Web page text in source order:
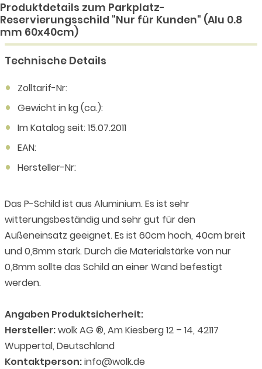
Produktdetails zum Parkplatz-
Reservierungsschild "Nur für Kunden" (Alu 0.8
mm 60x40cm)
Technische Details
Zolltarif-Nr:
Gewicht in kg (ca.):
Im Katalog seit: 15.07.2011
EAN:
Hersteller-Nr:
Das P-Schild ist aus Aluminium. Es ist sehr
witterungsbeständig und sehr gut für den
Außeneinsatz geeignet. Es ist 60cm hoch, 40cm breit
und 0,8mm stark. Durch die Materialstärke von nur
0,8mm sollte das Schild an einer Wand befestigt
werden.
Angaben Produktsicherheit:
Hersteller:wolk AG ®, Am Kiesberg 12 – 14, 42117
Wuppertal, Deutschland
Kontaktperson:info@wolk.de